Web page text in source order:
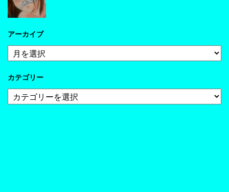
アーカイブ
ア
ー
イ
カテゴリー
テ